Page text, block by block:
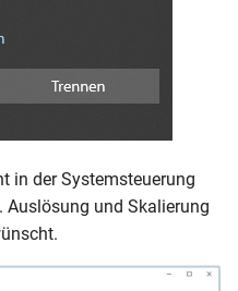
in der Systemsteuerung
Auslösung und Skalierung